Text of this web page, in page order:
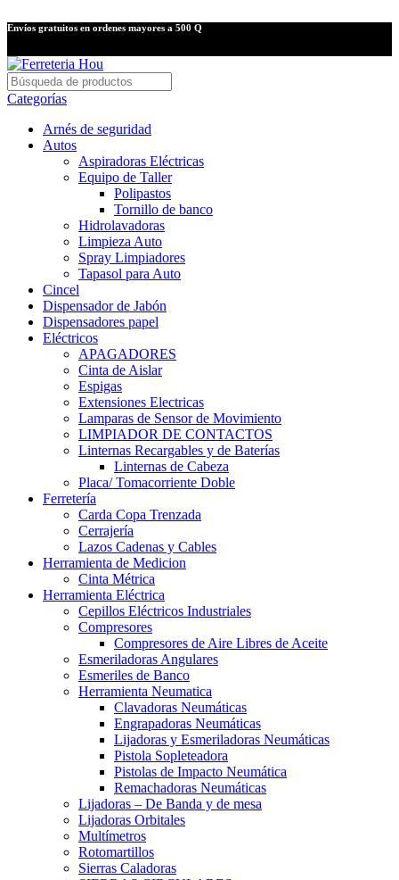
Envíos gratuitos en ordenes mayores a 500 Q
Categorías
Arnés de seguridad
Autos
Aspiradoras Eléctricas
Equipo de Taller
Polipastos
Tornillo de banco
Hidrolavadoras
Limpieza Auto
Spray Limpiadores
Tapasol para Auto
Cincel
Dispensador de Jabón
Dispensadores papel
Eléctricos
APAGADORES
Cinta de Aislar
Espigas
Extensiones Electricas
Lamparas de Sensor de Movimiento
LIMPIADOR DE CONTACTOS
Linternas Recargables y de Baterías
Linternas de Cabeza
Placa/ Tomacorriente Doble
Ferretería
Carda Copa Trenzada
Cerrajería
Lazos Cadenas y Cables
Herramienta de Medicion
Cinta Métrica
Herramienta Eléctrica
Cepillos Eléctricos Industriales
Compresores
Compresores de Aire Libres de Aceite
Esmeriladoras Angulares
Esmeriles de Banco
Herramienta Neumatica
Clavadoras Neumáticas
Engrapadoras Neumáticas
Lijadoras y Esmeriladoras Neumáticas
Pistola Sopleteadora
Pistolas de Impacto Neumática
Remachadoras Neumáticas
Lijadoras – De Banda y de mesa
Lijadoras Orbitales
Multímetros
Rotomartillos
Sierras Caladoras